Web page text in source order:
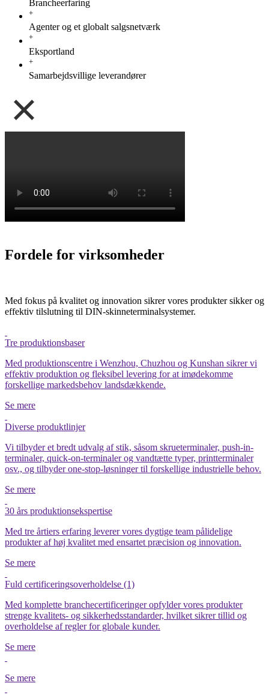
Brancheerfaring
+
Agenter og et globalt salgsnetværk
+
Eksportland
+
Samarbejdsvillige leverandører
Fordele for virksomheder
Med fokus på kvalitet og innovation sikrer vores produkter sikker og
effektiv tilslutning til DIN-skinneterminalsystemer.
Tre produktionsbaser
Med produktionscentre i Wenzhou, Chuzhou og Kunshan sikrer vi
effektiv produktion og fleksibel levering for at imødekomme
forskellige markedsbehov landsdækkende.
Se mere
Diverse produktlinjer
Vi tilbyder et bredt udvalg af stik, såsom skrueterminaler, push-in-
terminaler, quick-on-terminaler og vandtætte typer, printterminaler
osv., og tilbyder one-stop-løsninger til forskellige industrielle behov.
Se mere
30 års produktionsekspertise
Med tre årtiers erfaring leverer vores dygtige team pålidelige
produkter af høj kvalitet med ensartet præcision og innovation.
Se mere
Fuld certificeringsoverholdelse (1)
Med komplette branchecertificeringer opfylder vores produkter
strenge kvalitets- og sikkerhedsstandarder, hvilket sikrer tillid og
overholdelse af regler for globale kunder.
Se mere
Se mere